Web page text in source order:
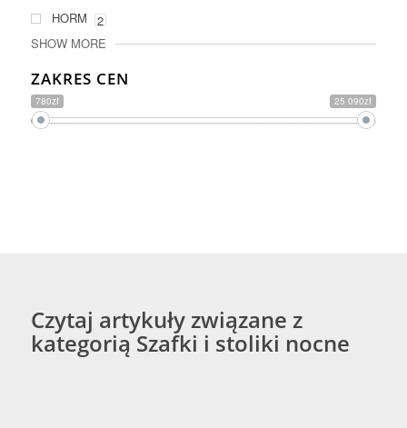
HORM
2
SHOW MORE
ZAKRES CEN
780zł 25 090zł
Czytaj artykuły związane z
kategorią Szafki i stoliki nocne